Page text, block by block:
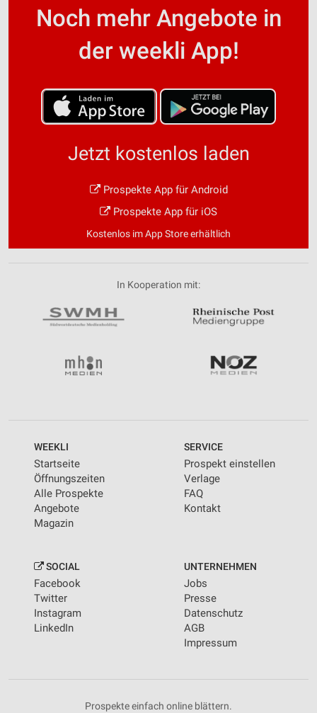
Noch mehr Angebote in
der weekli App!
Jetzt kostenlos laden
Prospekte App für Android
Prospekte App für iOS
Kostenlos im App Store erhältlich
In Kooperation mit:
WEEKLI
Startseite
Öffnungszeiten
Alle Prospekte
Angebote
Magazin
SERVICE
Prospekt einstellen
Verlage
FAQ
Kontakt
SOCIAL
Facebook
Twitter
Instagram
LinkedIn
UNTERNEHMEN
Jobs
Presse
Datenschutz
AGB
Impressum
Prospekte einfach online blättern.